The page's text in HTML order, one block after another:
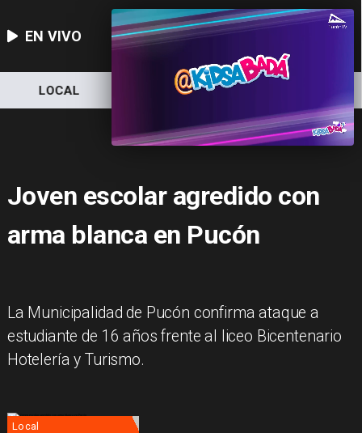
EN VIVO
LOCAL NACIONAL
Joven escolar agredido con
arma blanca en Pucón
La Municipalidad de Pucón confirma ataque a
estudiante de 16 años frente al liceo Bicentenario
Hotelería y Turismo.
Local